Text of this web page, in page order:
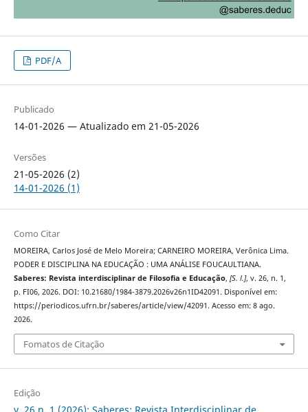
PDF/A
Publicado
14-01-2026 — Atualizado em 21-05-2026
Versões
21-05-2026 (2)
14-01-2026 (1)
Como Citar
MOREIRA, Carlos José de Melo Moreira; CARNEIRO MOREIRA, Verônica Lima.
PODER E DISCIPLINA NA EDUCAÇÃO : UMA ANÁLISE FOUCAULTIANA.
Saberes: Revista interdisciplinar de Filosofia e Educação, [S. l.], v. 26, n. 1,
p. FI06, 2026. DOI: 10.21680/1984-3879.2026v26n1ID42091. Disponível em:
https://periodicos.ufrn.br/saberes/article/view/42091. Acesso em: 8 ago.
2026.
Fomatos de Citação
Edição
v. 26 n. 1 (2026): Saberes: Revista Interdisciplinar de